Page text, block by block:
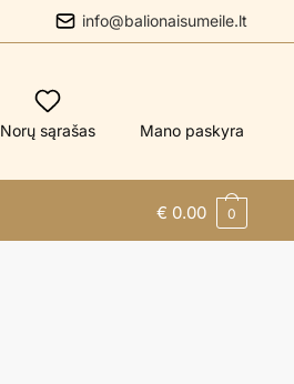
info@balionaisumeile.lt
Norų sąrašas Mano paskyra
€ 0.00 0